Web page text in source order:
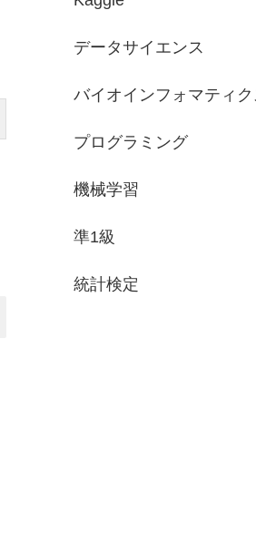
データサイエンス
バイオインフォマティク
プログラミング
機械学習
準1級
統計検定